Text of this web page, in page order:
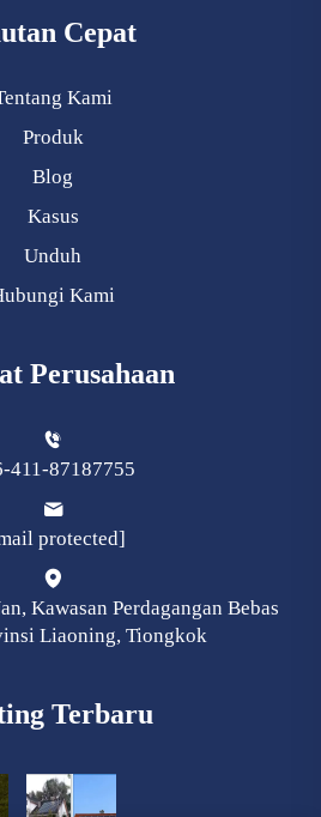
Cepat
Kami
Produk
Blog
Kasus
Unduh
Kami
Perusahaan
411-87187755
protected]
Kawasan Perdagangan Bebas
Liaoning, Tiongkok
Terbaru